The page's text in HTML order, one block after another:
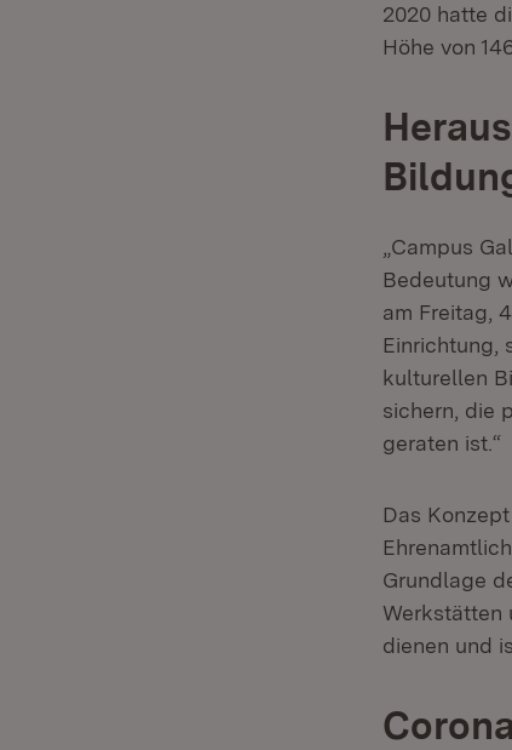
2020 hatte
Höhe von
„Campus
Bedeutung
am Freitag,
Einrichtung,
kulturellen
sichern, die
geraten ist.“
Das
Grundlage
Werkstätten
dienen und